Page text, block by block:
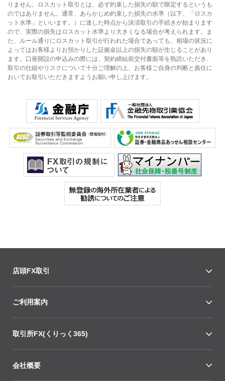
りません。ロスカット取引とは、必ず約束した損失の額で限定するというも
のではありません。通常、あらかじめ約束した損失の水準（以下、「ロスカ
ット水準」といいます。）に達した時点から決済取引の手続きが始まります
ので、実際の損失はロスカット水準より大きくなる場合が考えられます。ま
た、ルール通りにロスカット取引が行われた場合であっても、相場の状況に
よってはお客様よりお預かりした証拠金以上の損失の額が生じることがあり
ます。口座開設の申込みの際には、契約締結前交付書面等を熟読いただき、
取引の仕組やリスクについて十分ご理解の上、お客様ご自身の判断と責任に
おいてお取引いただきますようお願い申し上げます。
店頭FX取引
ご利用案内
取引所FX(くりっく365)
会社概要